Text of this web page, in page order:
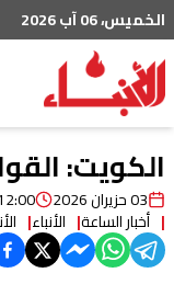
الخميس، 06 آب 2026
الكويت: القوات
03 حزيران 2026
أخبار الساعة الأنباء